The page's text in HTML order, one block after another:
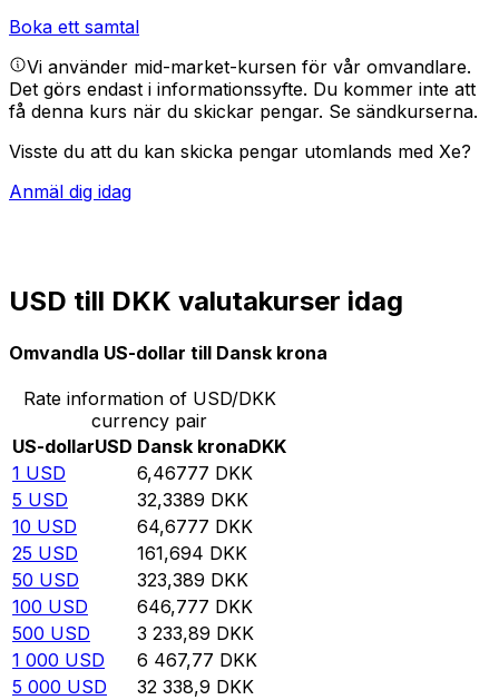
Boka ett samtal
Vi använder mid-market-kursen för vår omvandlare.
Det görs endast i informationssyfte. Du kommer inte att
få denna kurs när du skickar pengar. Se sändkurserna.
Visste du att du kan skicka pengar utomlands med Xe?
Anmäl dig idag
USD till DKK valutakurser idag
Omvandla US-dollar till Dansk krona
Rate information of USD/DKK
currency pair
US-dollarUSD Dansk kronaDKK
1 USD 6,46777 DKK
5 USD 32,3389 DKK
10 USD 64,6777 DKK
25 USD 161,694 DKK
50 USD 323,389 DKK
100 USD 646,777 DKK
500 USD 3 233,89 DKK
1 000 USD 6 467,77 DKK
5 000 USD 32 338,9 DKK